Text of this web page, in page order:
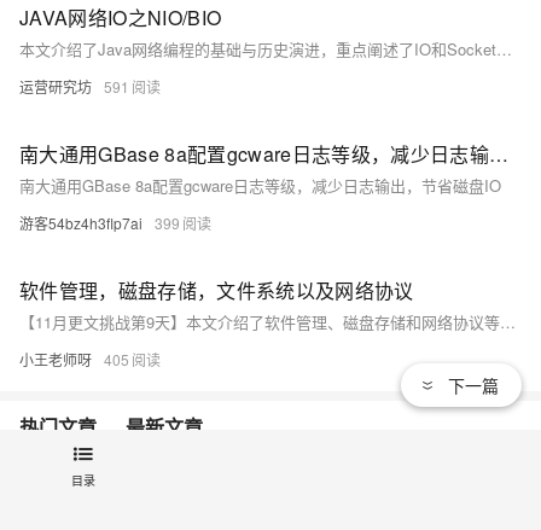
目录
JAVA网络IO之NIO/BIO
本文介绍了Java网络编程的基础与历史演进，重点阐述了IO和Socket的概念。Java的IO分为设备和接口两部分，通过流、字节、字符等方式实现与外部的交互。
运营研究坊 591
南大通用GBase 8a配置gcware日志等级，减少日志输出，节省磁盘IO
南大通用GBase 8a配置gcware日志等级，减少日志输出，节省磁盘IO
游客54bz4h3flp7ai 399
软件管理，磁盘存储，文件系统以及网络协议
【11月更文挑战第9天】本文介绍了软件管理、磁盘存储和网络协议等内容。软件管理包括软件生命周期管理和软件包管理，涉及需求分析、设计、实现、测试、发布、维护等阶段，以及软件包的安装、升级和依赖关系处理。磁盘存储部分讲解了磁盘的物理结构、分区与格式化、存储管理技术（如 RAID 和存储虚拟化）。网络协议部分涵盖了分层模型、重要协议（如 HTTP、TCP、IP）及其应用与安全。
小王老师呀 405
热门文章 最新文章
下一篇